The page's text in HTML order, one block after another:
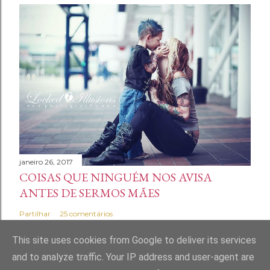
janeiro 26, 2017
COISAS QUE NINGUÉM NOS AVISA
ANTES DE SERMOS MÃES
Partilhar 25 comentários
This site uses cookies from Google to deliver its services
and to analyze traffic. Your IP address and user-agent are